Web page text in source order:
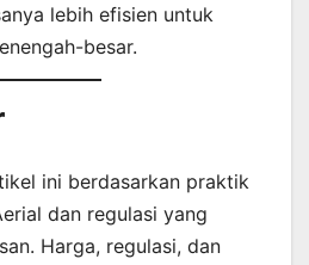
lebih efisien untuk
besar.
ini berdasarkan praktik
dan regulasi yang
Harga, regulasi, dan